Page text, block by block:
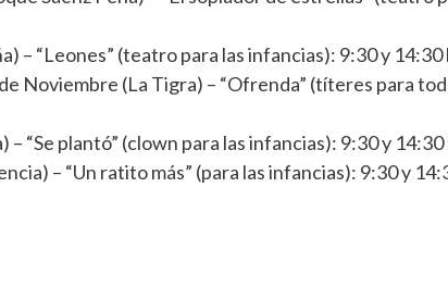
– “Leones” (teatro para las infancias): 9:30 y 14:30
Noviembre (La Tigra) – “Ofrenda” (títeres para
– “Se plantó” (clown para las infancias): 9:30 y 14:30
– “Un ratito más” (para las infancias): 9:30 y